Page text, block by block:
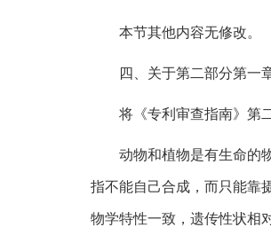
本节其他内容无修改。
四、关于第二部分第一
将《专利审查指南》第
动物和植物是有生命的
指不能自己合成，而只能靠
物学特性一致，遗传性状相